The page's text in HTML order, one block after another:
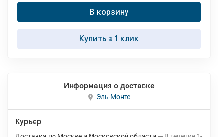
В корзину
Купить в 1 клик
Информация о доставке
Эль-Монте
Курьер